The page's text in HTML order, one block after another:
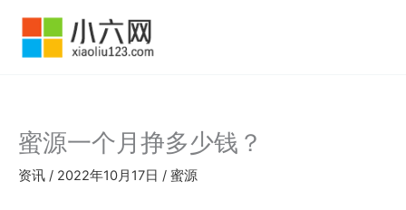
蜜源一个月挣多少钱？
资讯 / 2022年10月17日 / 蜜源